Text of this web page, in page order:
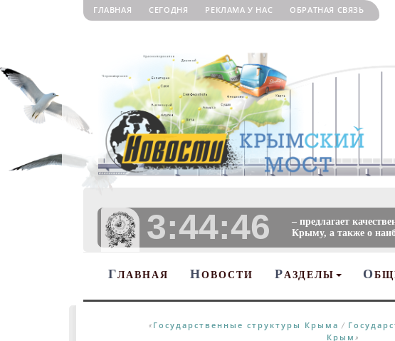
ГЛАВНАЯ СЕГОДНЯ РЕКЛАМА У НАС ОБРАТНАЯ СВЯЗЬ
3:44:47
– предлагает
Крыму, а также о
ГЛАВНАЯ НОВОСТИ Р АЗДЕЛЫ О
« Государственные структуры Крыма /
Крым »